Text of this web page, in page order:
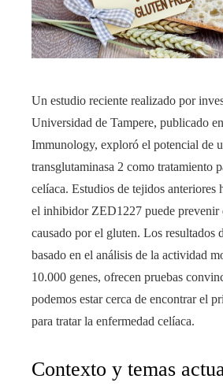
Un estudio reciente realizado por
Universidad de Tampere, publicado
Immunology, exploró el potencial de
transglutaminasa 2 como tratamiento
celíaca. Estudios de tejidos anteriores
el inhibidor ZED1227 puede prevenir
causado por el gluten. Los resultados
basado en el análisis de la actividad
10.000 genes, ofrecen pruebas
podemos estar cerca de encontrar el
para tratar la enfermedad celíaca.
Contexto y temas